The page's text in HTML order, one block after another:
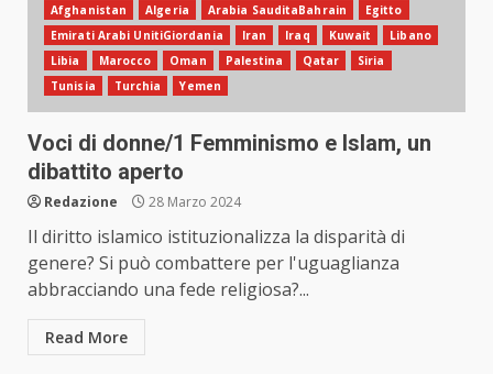
Afghanistan Algeria Arabia SauditaBahrain
Egitto
Emirati Arabi UnitiGiordania
Iran Iraq Kuwait
Libano
Libia
Marocco Oman Palestina Qatar
Siria
Tunisia
Turchia Yemen
Voci di donne/1 Femminismo e Islam, un
dibattito aperto
Redazione 28 Marzo 2024
Il diritto islamico istituzionalizza la disparità di
genere? Si può combattere per l'uguaglianza
abbracciando una fede religiosa?...
Read More